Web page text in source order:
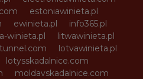
estoniawinieta.pl
ewinieta.pl
info365.pl
winieta.pl
litwawinieta.pl
lotvawinieta.pl
lotysskadalnice.com
moldavskadalnice.com